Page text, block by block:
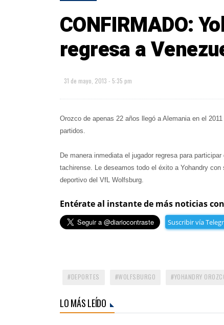
CONFIRMADO:
regresa a
31 de mayo, 2013 - 5:35 pm
Orozco de apenas 22 años llegó a Alemania en el
partidos.
De manera inmediata el jugador regresa para
tachirense. Le deseamos todo el éxito a Yohandry
deportivo del VfL Wolfsburg.
Entérate al instante de más noticias
Suscribir vía
DEPORTES WOLFSBURGO YOHANDRY
LO MÁS LEÍDO